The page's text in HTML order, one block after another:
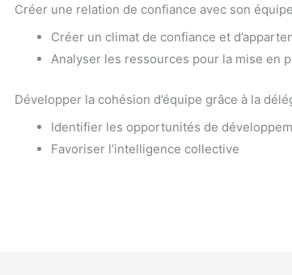
Créer une relation de confiance avec son
Créer un climat de confiance et
Analyser les ressources pour la mise en
Développer la cohésion d’équipe grâce à la
Identifier les opportunités de
Favoriser l’intelligence collective